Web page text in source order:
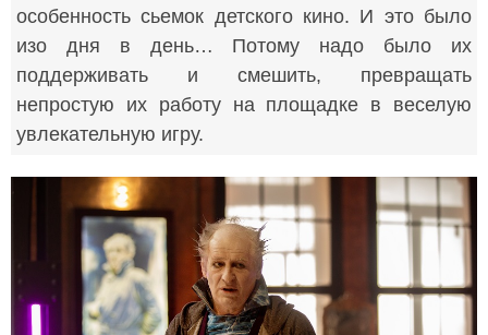
особенность сьемок детского кино. И это было
изо дня в день… Потому надо было их
поддерживать и смешить, превращать
непростую их работу на площадке в веселую
увлекательную игру.